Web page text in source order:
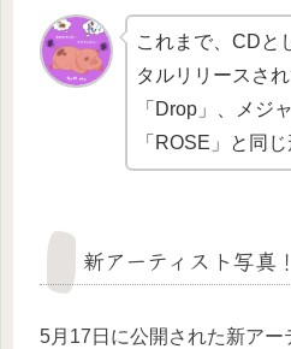
これまで、CDと
タルリリースさ
「Drop」、メジ
「ROSE」と同
新アーティスト写真！
5月17日に公開された新アー